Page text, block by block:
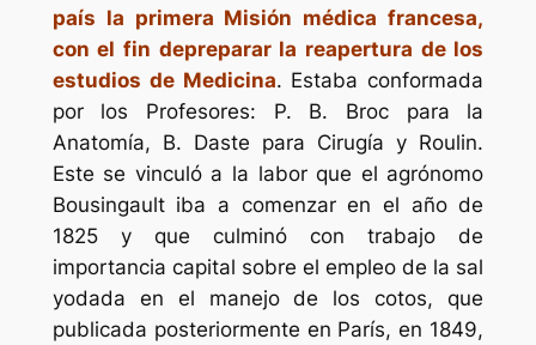
país la primera Misión médica francesa,
con el fin depreparar la reapertura de los
estudios de Medicina. Estaba conformada
por los Profesores: P. B. Broc para la
Anatomía, B. Daste para Cirugía y Roulin.
Este se vinculó a la labor que el agrónomo
Bousingault iba a comenzar en el año de
1825 y que culminó con trabajo de
importancia capital sobre el empleo de la sal
yodada en el manejo de los cotos, que
publicada posteriormente en París, en 1849,